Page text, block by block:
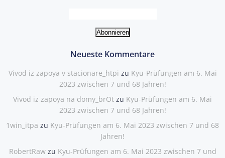
Neueste Kommentare
Vivod iz zapoya v stacionare_htpi zu Kyu-Prüfungen am 6. Mai
2023 zwischen 7 und 68 Jahren!
Vivod iz zapoya na domy_brOt zu Kyu-Prüfungen am 6. Mai
2023 zwischen 7 und 68 Jahren!
1win_itpa zu Kyu-Prüfungen am 6. Mai 2023 zwischen 7 und 68
Jahren!
RobertRawzu Kyu-Prüfungen am 6. Mai 2023 zwischen 7 und